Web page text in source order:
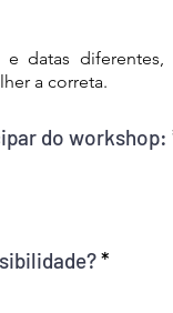
datas diferentes,
a correta.
do workshop:
*